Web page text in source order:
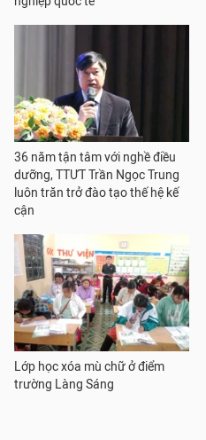
36 năm tận tâm với nghề điều
dưỡng, TTƯT Trần Ngọc Trung
luôn trăn trở đào tạo thế hệ kế
cận
Lớp học xóa mù chữ ở điểm
trường Làng Sáng